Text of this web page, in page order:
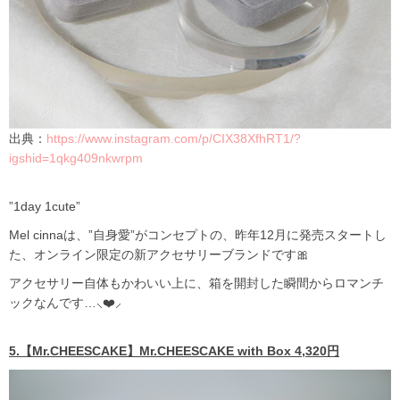
出典： https://www.instagram.com/p/CIX38XfhRT1/?
igshid=1qkg409nkwrpm
”1day 1cute”
Mel cinnaは、”自身愛”がコンセプトの、昨年12月に発売スタートし
た、オンライン限定の新アクセサリーブランドです🎀
アクセサリー自体もかわいい上に、箱を開封した瞬間からロマンチ
ックなんです…⸜❤️⸝‍
5.【Mr.CHEESCAKE】Mr.CHEESCAKE with Box 4,320円